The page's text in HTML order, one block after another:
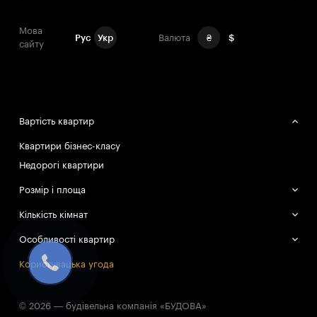
Мова
сайту
Рус Укр Валюта ₴ $
Вартість квартир
Квартири бізнес-класу
Недорогі квартири
Розмір і площа
Великі квартири
Маленькі квартири
Кількість кімнат
Однокімнатні квартири
Двокімнатні квартири
Трикімнатні квартири
Особливості квартир
Смарт-квартири
Користувацька угода
© 2026 — будівельна компанія «БУДОВА»